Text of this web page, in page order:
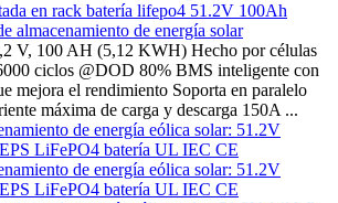
en rack batería lifepo4 51.2V 100Ah
almacenamiento de energía solar
V, 100 AH (5,12 KWH) Hecho por células
ciclos @DOD 80% BMS inteligente con
mejora el rendimiento Soporta en paralelo
máxima de carga y descarga 150A ...